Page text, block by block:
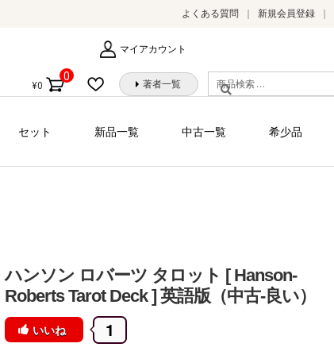
よくある質問 新規会員登録
マイアカウント
検
索
象:
著者一覧
¥0
0
個
セット 新品一覧 中古一覧 希少品
ハンソン ロバーツ タロット [ Hanson-
Roberts Tarot Deck ] 英語版（中古-良い）
いいね 1